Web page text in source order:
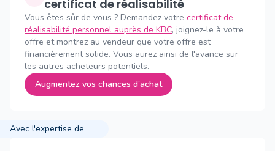
certificat de réalisabilité
Vous êtes sûr de vous ? Demandez votre certificat de
réalisabilité personnel auprès de KBC, joignez-le à votre
offre et montrez au vendeur que votre offre est
financièrement solide. Vous aurez ainsi de l'avance sur
les autres acheteurs potentiels.
Augmentez vos chances d’achat
Avec l'expertise de